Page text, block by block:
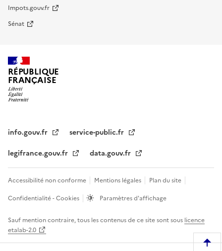
Impots.gouv.fr
Sénat
RÉPUBLIQUE
FRANÇAISE
info.gouv.fr
service-public.fr
legifrance.gouv.fr
data.gouv.fr
Accessibilité non conforme Mentions légales
Plan du site
Confidentialité - Cookies
Paramètres d'affichage
Sauf mention contraire, tous les contenus de ce site sont sous licence
etalab-2.0